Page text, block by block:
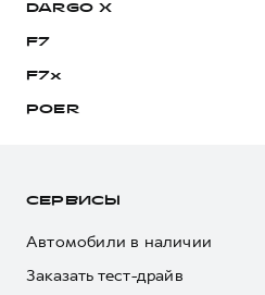
DARGO Х
F7
F7x
POER
СЕРВИСЫ
Автомобили в наличии
Заказать тест-драйв